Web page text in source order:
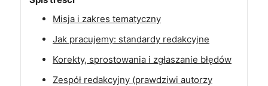
Misja i zakres tematyczny
Jak pracujemy: standardy redakcyjne
Korekty, sprostowania i zgłaszanie błędów
Zespół redakcyjny (prawdziwi autorzy